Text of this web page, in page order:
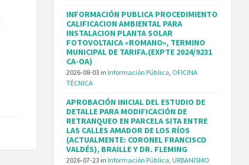
INFORMACIÓN PUBLICA PROCEDIMIENTO
CALIFICACION AMBIENTAL PARA
INSTALACION PLANTA SOLAR
FOTOVOLTAICA «ROMANO», TERMINO
MUNICIPAL DE TARIFA.(EXPTE 2024/9231
CA-OA)
2026-08-03 inInformación Pública OFICINA
TÉCNICA
APROBACIÓN INICIAL DEL ESTUDIO DE
DETALLE PARA MODIFICACIÓN DE
RETRANQUEO EN PARCELA SITA ENTRE
LAS CALLES AMADOR DE LOS RÍOS
(ACTUALMENTE: CORONEL FRANCISCO
VALDÉS), BRAILLE Y DR. FLEMING
2026-07-23 inInformación Pública ,URBANISMO